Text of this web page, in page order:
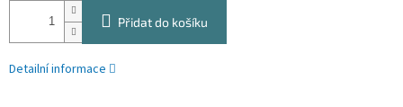
Přidat do košíku
Detailní informace